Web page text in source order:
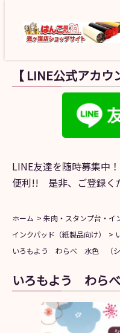
【 LINE公式アカウ
LINE友達を随時募集中
便利!! 是非、ご登録く
ホーム
朱肉・スタンプ台・イ
インクパッド（紙製品向け）
いろもよう わらべ 水色 （シ
いろもよう わら